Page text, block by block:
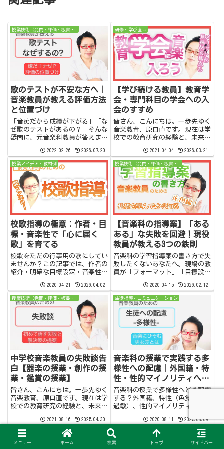
授業技術（発問・評価・板書・声かけ）
歌のテストが不安な方へ｜
音楽教員が教える評価方法
と位置づけ
「音痴だから成績が下がる」「な
ぜ歌のテストがあるの？」そんな
疑問に、元音楽科教員が答えま
夫・カラオケと違う理由まで、学
習指導要領に基づいてわかりやす
く解説します。
2022.02.26 2026.07.20
研修・学び直し
【学び続ける教員】教育学
会・専門科目の学会への入
会のすすめ
皆さん、こんにちは。一歩先ゆく
音楽教育、原口直です。現在は学
校での教育研究の経験と、未来に
発信しています。このYouTubeチ
ャンネルでは学び続ける先生と学
生さんのために、学校で役立つ情
報と提案を発信しています...
2021.04.04 2026.03.21
授業アイデア・教材例
校歌指導の極意：作者・目
標・音楽性で「心に届く
歌」を育てる
校歌をただの行事用の歌にしてい
ませんか？この記事では、作者の
紹介・明確な目標設定・音楽性の
の心に届く校歌指導の方法を詳し
く解説します。音楽教員必見の実
践的なヒントが満載。
2020.04.21 2026.04.02
授業技術（発問・評価・板書・声かけ）
【音楽科の指導案】「ある
ある」な失敗を回避！現役
教員が教える3つの鉄則
音楽科の学習指導案の書き方で失
敗したくないあなたへ。現場の教
員が「フォーマット」「目標設
則を具体的に解説。この記事を読
めば、指導案作成の悩みがスッキ
リ解決します。
2020.04.15 2026.02.12
授業技術（発問・評価・板書・声かけ）
中学校音楽教員の失敗談告
白【器楽の授業・創作の授
業・鑑賞の授業】
皆さん、こんにちは。一歩先ゆく
音楽教育、原口直です。現在は学
校での教育研究の経験と、未来に
発信しています。このYouTubeチ
ャンネルでは学び続ける先生と学
生さんのために、学校で役立つ情
報と提案を発信しています...
2021.08.16 2025.04.30
生徒指導・コミュニケーション
音楽科の授業で実践する多
様性への配慮｜外国籍・特
性・性的マイノリティへの
具体的なアプローチ
音楽科の授業で多様性へどう配慮
する？外国籍、特性（色覚・聴覚
過敏）、性的マイノリティの生徒
が解説。明日から実践できるヒン
トが満載です。
2020.08.11 2025.08.09
メニュー ホーム 検索 トップ サイドバー